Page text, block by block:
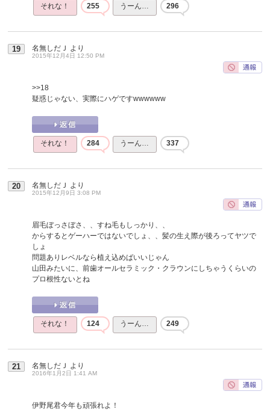
それな！ 255 うーん… 296
19 名無しだＪ より
2015年12月4日 12:50 PM
>>18
疑惑じゃない、実際にハゲですwwwwww
それな！ 284 うーん… 337
20 名無しだＪ より
2015年12月9日 3:08 PM
眉毛ぼっさぼさ、、すね毛もしっかり、、
からするとゲーハーではないでしょ、、髪の生え際が後ろってヤツで
しょ
問題ありレベルなら植え込めばいいじゃん
山田みたいに、前歯オールセラミック・クラウンにしちゃうくらいの
プロ根性ないとね
それな！ 124 うーん… 249
21 名無しだＪ より
2016年1月2日 1:41 AM
伊野尾君今年も頑張れよ！